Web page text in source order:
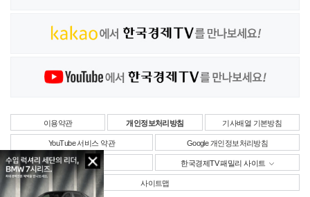
이용약관 개인정보처리방침 기사배열 기본방침
YouTube 서비스 약관 Google 개인정보처리방침
사업자정보 한국경제TV 패밀리 사이트
사이트맵